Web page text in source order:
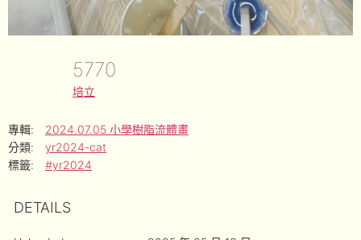
5770
培立
專輯:
2024.07.05 小學樹脂流體畫
分類:
yr2024-cat
標籤:
#yr2024
DETAILS